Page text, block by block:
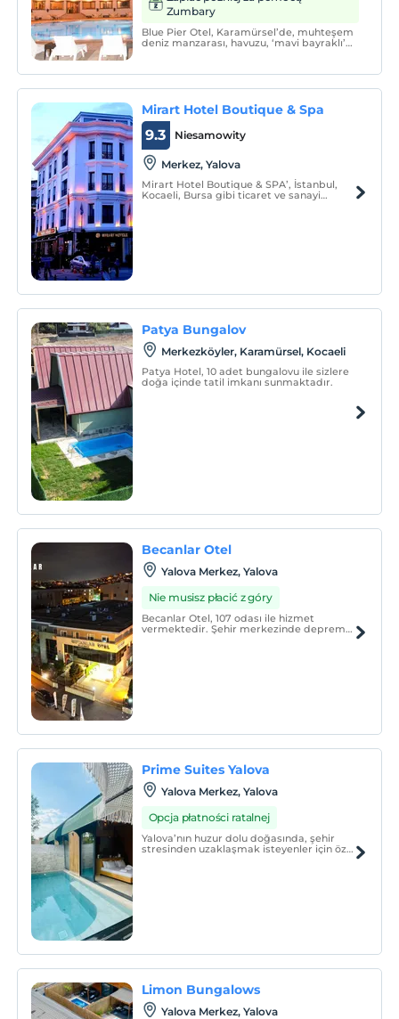
Zumbary
Blue Pier Otel, Karamürsel’de, muhteşem
deniz manzarası, havuzu, ‘mavi bayraklı’
vermektedir.
Mirart Hotel Boutique & Spa
Niesamowity
9.3
Merkez, Yalova
Mirart Hotel Boutique & SPA’, İstanbul,
Kocaeli, Bursa gibi ticaret ve sanayi
Patya Bungalov
Merkezköyler, Karamürsel, Kocaeli
Patya Hotel, 10 adet bungalovu ile sizlere
doğa içinde tatil imkanı sunmaktadır.
Becanlar Otel
Yalova Merkez, Yalova
Nie musisz płacić z góry
Becanlar Otel, 107 odası ile hizmet
vermektedir. Şehir merkezinde deprem
Prime Suites Yalova
Yalova Merkez, Yalova
Opcja płatności ratalnej
Yalova’nın huzur dolu doğasında, şehir
stresinden uzaklaşmak isteyenler için özel
Limon Bungalows
Yalova Merkez, Yalova